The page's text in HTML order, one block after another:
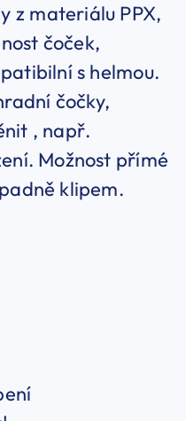
z materiálu PPX,
čoček,
s helmou.
čočky,
, např.
Možnost přímé
klipem.